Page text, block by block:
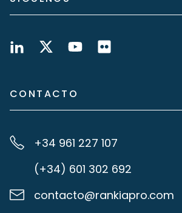
CONTACTO
+34 961 227 107
(+34) 601 302 692
contacto@rankiapro.com